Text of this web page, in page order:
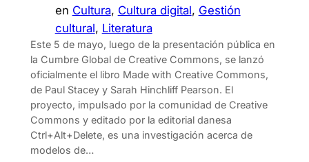
en Cultura, Cultura digital, Gestión
cultural, Literatura
Este 5 de mayo, luego de la presentación pública en
la Cumbre Global de Creative Commons, se lanzó
oficialmente el libro Made with Creative Commons,
de Paul Stacey y Sarah Hinchliff Pearson. El
proyecto, impulsado por la comunidad de Creative
Commons y editado por la editorial danesa
Ctrl+Alt+Delete, es una investigación acerca de
modelos de…